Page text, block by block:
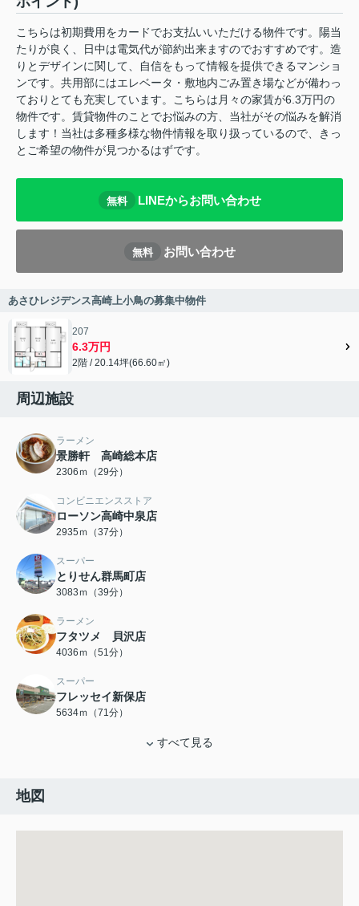
こちらは初期費用をカードでお支払いいただける物件です。陽当
たりが良く、日中は電気代が節約出来ますのでおすすめです。造
りとデザインに関して、自信をもって情報を提供できるマンショ
ンです。共用部にはエレベータ・敷地内ごみ置き場などが備わっ
ておりとても充実しています。こちらは月々の家賃が6.3万円の
物件です。賃貸物件のことでお悩みの方、当社がその悩みを解消
します！当社は多種多様な物件情報を取り扱っているので、きっ
とご希望の物件が見つかるはずです。
無料 LINEからお問い合わせ
無料 お問い合わせ
あさひレジデンス高崎上小鳥の募集中物件
207
6.3万円
2階 / 20.14坪(66.60㎡)
周辺施設
ラーメン
景勝軒 高崎総本店
2306ｍ（29分）
コンビニエンスストア
ローソン高崎中泉店
2935ｍ（37分）
スーパー
とりせん群馬町店
3083ｍ（39分）
ラーメン
フタツメ 貝沢店
4036ｍ（51分）
スーパー
フレッセイ新保店
5634ｍ（71分）
すべて見る
地図